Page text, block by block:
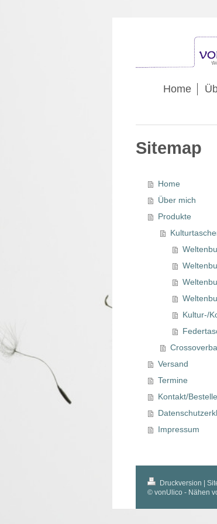
Home
Sitemap
Home
Über mich
Produkte
Kultur-/
Versand
Termine
Kontakt/
Impressum
Druckversion
© vonUlico - Nähen